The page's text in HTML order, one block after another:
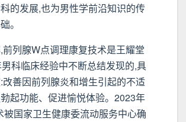
的发展,也为男性学前沿知识的传
。
前列腺W点调理康复技术是王耀堂
科临床经验中不断总结发现的,具
善因前列腺炎和增生引起的不适
起功能、促进愉悦体验。2023年
被国家卫生健康委流动服务中心确